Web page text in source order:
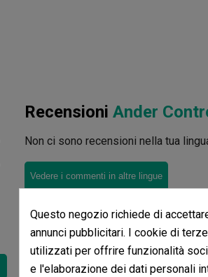
Recensioni Ander
Non ci sono recensioni nella tua
Vedere i commenti in altre lingue
Questo negozio richiede di
annunci pubblicitari. I cookie di
utilizzati per offrire funzionalità
e l'elaborazione dei dati personali